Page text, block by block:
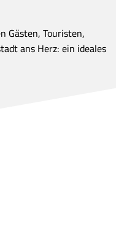
Gästen, Touristen,
ans Herz: ein ideales